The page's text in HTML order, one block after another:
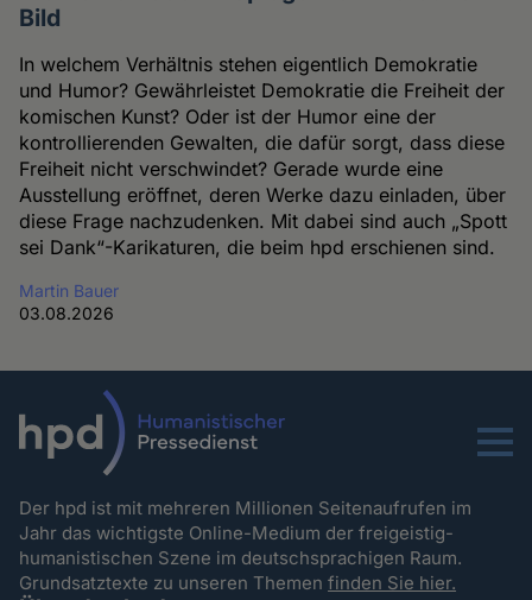
Bild
In welchem Verhältnis stehen eigentlich Demokratie
und Humor? Gewährleistet Demokratie die Freiheit der
komischen Kunst? Oder ist der Humor eine der
kontrollierenden Gewalten, die dafür sorgt, dass diese
Freiheit nicht verschwindet? Gerade wurde eine
Ausstellung eröffnet, deren Werke dazu einladen, über
diese Frage nachzudenken. Mit dabei sind auch „Spott
sei Dank“-Karikaturen, die beim hpd erschienen sind.
Martin Bauer
03.08.2026
Menu
Der hpd ist mit mehreren Millionen Seitenaufrufen im
Jahr das wichtigste Online-Medium der freigeistig-
humanistischen Szene im deutschsprachigen Raum.
Grundsatztexte zu unseren Themenfinden Sie hier.